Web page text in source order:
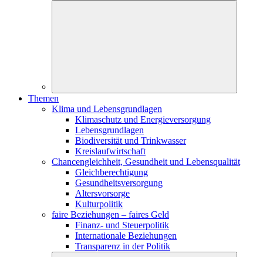
Themen
Klima und Lebensgrundlagen
Klimaschutz und Energieversorgung
Lebensgrundlagen
Biodiversität und Trinkwasser
Kreislaufwirtschaft
Chancengleichheit, Gesundheit und Lebensqualität
Gleichberechtigung
Gesundheitsversorgung
Altersvorsorge
Kulturpolitik
faire Beziehungen – faires Geld
Finanz- und Steuerpolitik
Internationale Beziehungen
Transparenz in der Politik